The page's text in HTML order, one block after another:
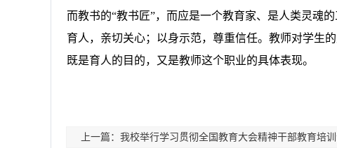
而教书的“教书匠”，而应是一个教育家、 是人类灵魂
育人，亲切关心； 以身示范，尊重信任。教师对学生
既是育人的目的，又是教师这个职业的具体表现。
上一篇：我校举行学习贯彻全国教育大会精神干部教育培